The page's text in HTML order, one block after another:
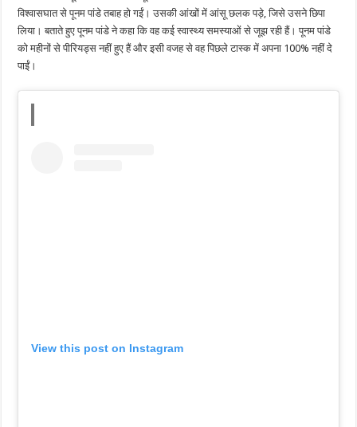
विश्वासघात से पूनम पांडे तबाह हो गईं। उसकी आंखों में आंसू छलक पड़े, जिसे उसने छिपा
लिया। बताते हुए पूनम पांडे ने कहा कि वह कई स्वास्थ्य समस्याओं से जूझ रही हैं। पूनम पांडे
को महीनों से पीरियड्स नहीं हुए हैं और इसी वजह से वह पिछले टास्क में अपना 100% नहीं दे
पाईं।
View this post on Instagram